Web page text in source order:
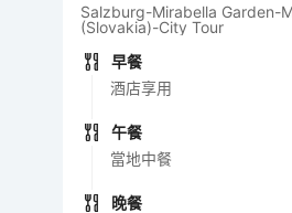
Salzburg-Mirabella Garden-
(Slovakia)-City Tour
早餐
酒店享用
午餐
當地中餐
晚餐